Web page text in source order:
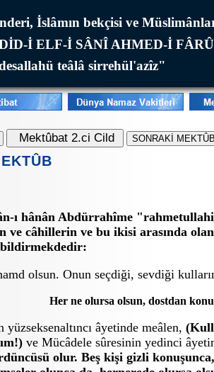
İslâmın bekçisi ve
İ ELF-İ SÂNÎ AHMED-İ
teâlâ sirrehül'azîz"